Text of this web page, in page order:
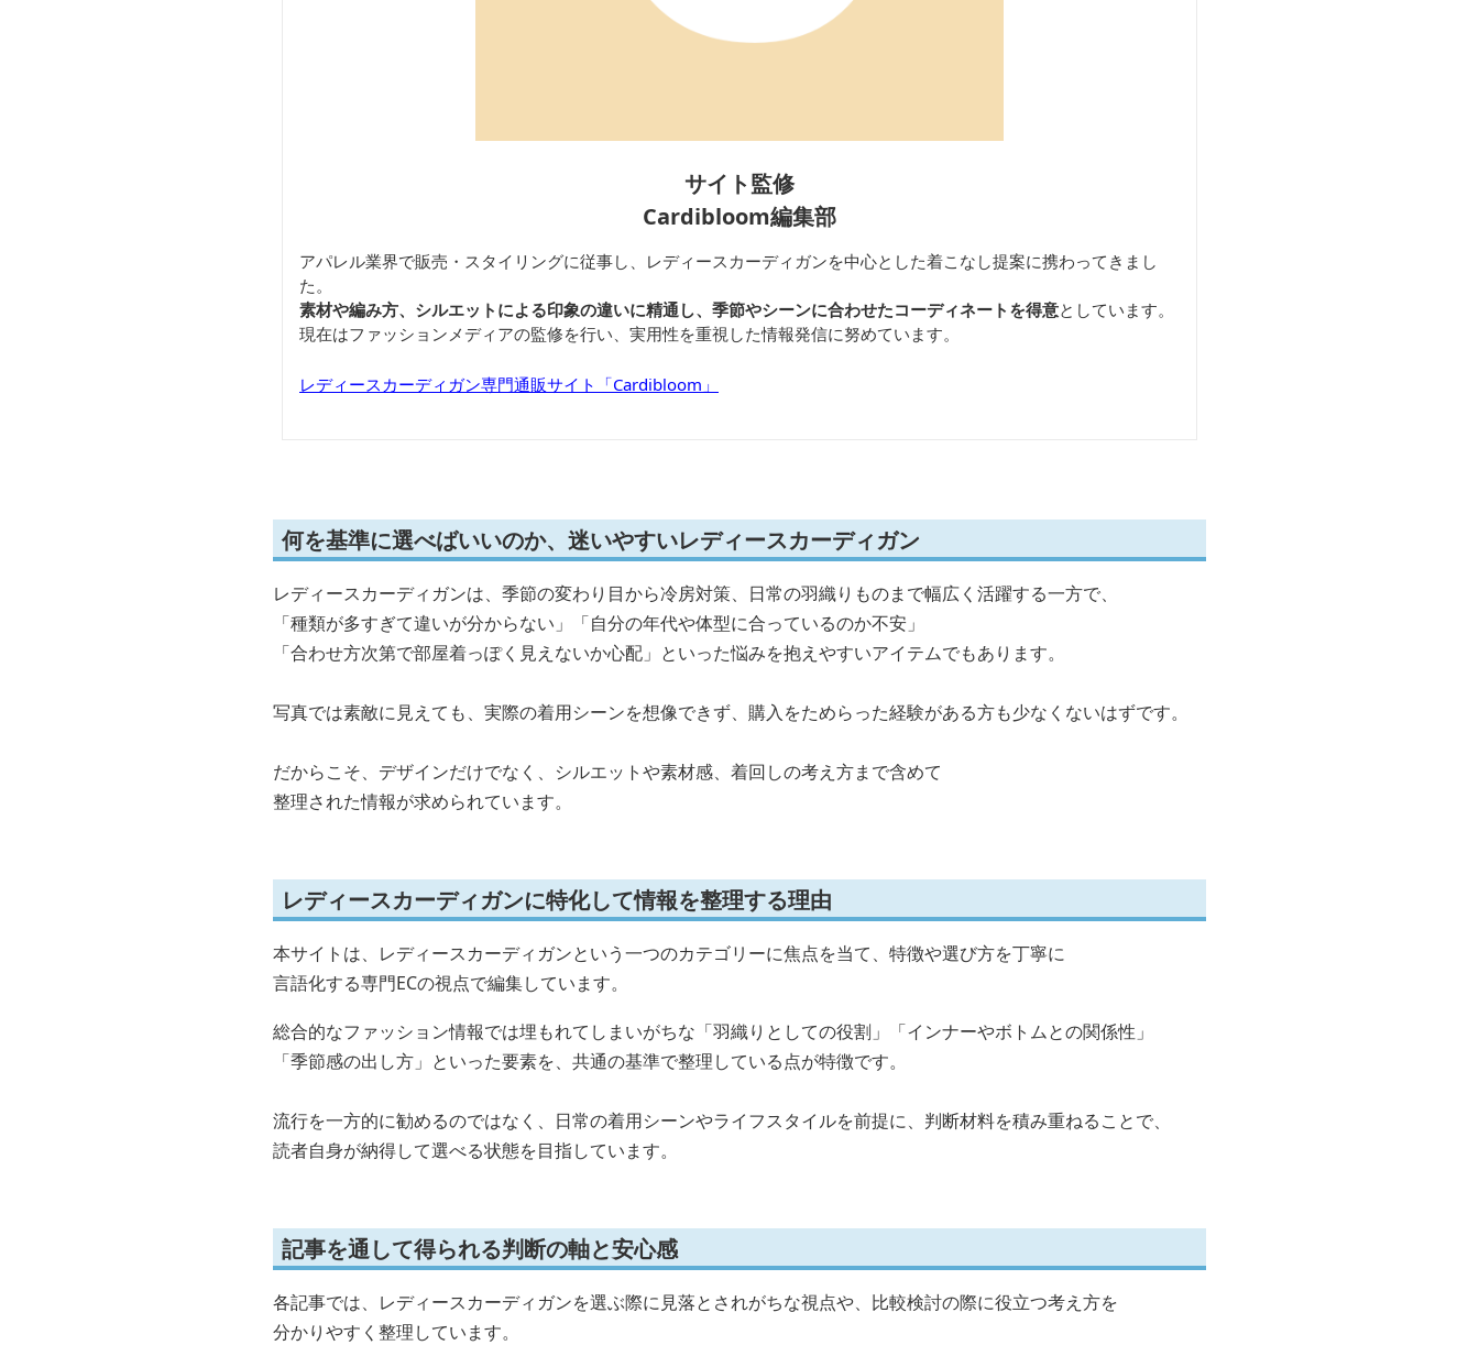
サイト監修
Cardibloom編集部
アパレル業界で販売・スタイリングに従事し、レディースカーディガンを中心とした着こなし提案に携わってきまし
た。
素材や編み方、シルエットによる印象の違いに精通し、季節やシーンに合わせたコーディネートを得意としています。
現在はファッションメディアの監修を行い、実用性を重視した情報発信に努めています。
レディースカーディガン専門通販サイト「Cardibloom」
何を基準に選べばいいのか、迷いやすいレディースカーディガン
レディースカーディガンは、季節の変わり目から冷房対策、日常の羽織りものまで幅広く活躍する一方で、
「種類が多すぎて違いが分からない」「自分の年代や体型に合っているのか不安」
「合わせ方次第で部屋着っぽく見えないか心配」といった悩みを抱えやすいアイテムでもあります。
写真では素敵に見えても、実際の着用シーンを想像できず、購入をためらった経験がある方も少なくないはずです。
だからこそ、デザインだけでなく、シルエットや素材感、着回しの考え方まで含めて
整理された情報が求められています。
レディースカーディガンに特化して情報を整理する理由
本サイトは、レディースカーディガンという一つのカテゴリーに焦点を当て、特徴や選び方を丁寧に
言語化する専門ECの視点で編集しています。
総合的なファッション情報では埋もれてしまいがちな「羽織りとしての役割」「インナーやボトムとの関係性」
「季節感の出し方」といった要素を、共通の基準で整理している点が特徴です。
流行を一方的に勧めるのではなく、日常の着用シーンやライフスタイルを前提に、判断材料を積み重ねることで、
読者自身が納得して選べる状態を目指しています。
記事を通して得られる判断の軸と安心感
各記事では、レディースカーディガンを選ぶ際に見落とされがちな視点や、比較検討の際に役立つ考え方を
分かりやすく整理しています。